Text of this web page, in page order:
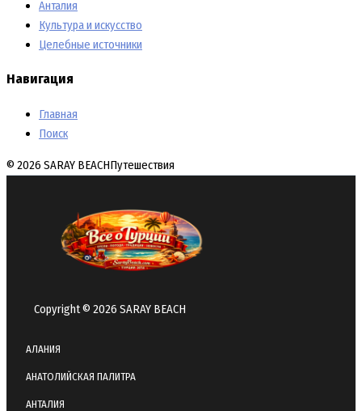
Анталия
Культура и искусство
Целебные источники
Навигация
Главная
Поиск
© 2026 SARAY BEACHПутешествия
Copyright © 2026 SARAY BEACH
АЛАНИЯ
АНАТОЛИЙСКАЯ ПАЛИТРА
АНТАЛИЯ